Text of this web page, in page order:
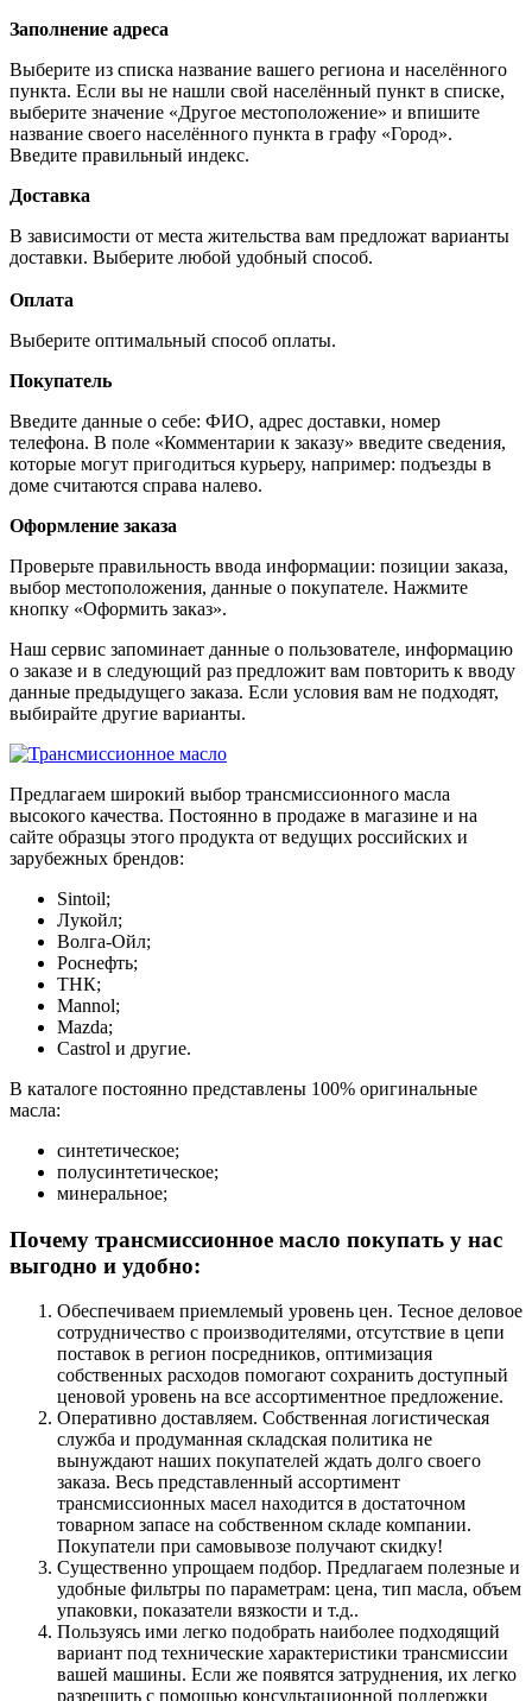
Заполнение адреса
Выберите из списка название вашего региона и населённого
пункта. Если вы не нашли свой населённый пункт в списке,
выберите значение «Другое местоположение» и впишите
название своего населённого пункта в графу «Город».
Введите правильный индекс.
Доставка
В зависимости от места жительства вам предложат варианты
доставки. Выберите любой удобный способ.
Оплата
Выберите оптимальный способ оплаты.
Покупатель
Введите данные о себе: ФИО, адрес доставки, номер
телефона. В поле «Комментарии к заказу» введите сведения,
которые могут пригодиться курьеру, например: подъезды в
доме считаются справа налево.
Оформление заказа
Проверьте правильность ввода информации: позиции заказа,
выбор местоположения, данные о покупателе. Нажмите
кнопку «Оформить заказ».
Наш сервис запоминает данные о пользователе, информацию
о заказе и в следующий раз предложит вам повторить к вводу
данные предыдущего заказа. Если условия вам не подходят,
выбирайте другие варианты.
Предлагаем широкий выбор трансмиссионного масла
высокого качества. Постоянно в продаже в магазине и на
сайте образцы этого продукта от ведущих российских и
зарубежных брендов:
Sintoil;
Лукойл;
Волга-Ойл;
Роснефть;
ТНК;
Mannol;
Mazda;
Castrol и другие.
В каталоге постоянно представлены 100% оригинальные
масла:
синтетическое;
полусинтетическое;
минеральное;
Почему трансмиссионное масло покупать у нас
выгодно и удобно:
Обеспечиваем приемлемый уровень цен. Тесное деловое
сотрудничество с производителями, отсутствие в цепи
поставок в регион посредников, оптимизация
собственных расходов помогают сохранить доступный
ценовой уровень на все ассортиментное предложение.
Оперативно доставляем. Собственная логистическая
служба и продуманная складская политика не
вынуждают наших покупателей ждать долго своего
заказа. Весь представленный ассортимент
трансмиссионных масел находится в достаточном
товарном запасе на собственном складе компании.
Покупатели при самовывозе получают скидку!
Существенно упрощаем подбор. Предлагаем полезные и
удобные фильтры по параметрам: цена, тип масла, объем
упаковки, показатели вязкости и т.д..
Пользуясь ими легко подобрать наиболее подходящий
вариант под технические характеристики трансмиссии
вашей машины. Если же появятся затруднения, их легко
разрешить с помощью консультационной поддержки